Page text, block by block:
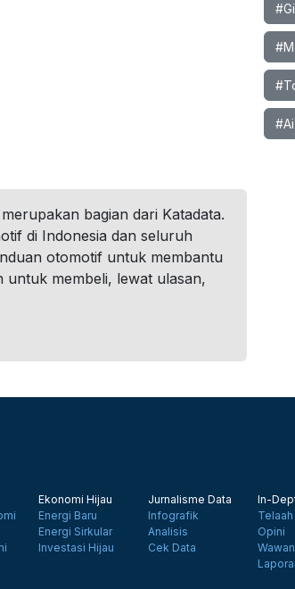
bagian dari Katadata.
di Indonesia dan seluruh
otomotif untuk membantu
untuk membeli, lewat ulasan,
Ekonomi Hijau
Energi Baru
Energi Sirkular
Investasi Hijau
Jurnalisme Data
Infografik
Analisis
Cek Data
In-
Telaah
Opini